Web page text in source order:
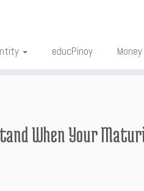
educPinoy Money
When Your